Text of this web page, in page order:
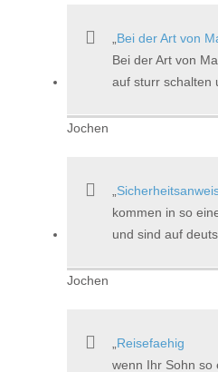
Bei der Art von
Bei der Art von
auf sturr schalten
Jochen
kommen in so
und sind auf
Jochen
Reisefaehig
wenn Ihr Sohn so